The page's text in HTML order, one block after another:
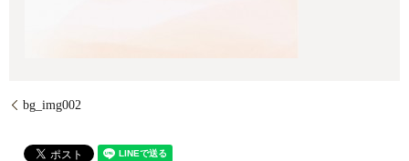
bg_img002